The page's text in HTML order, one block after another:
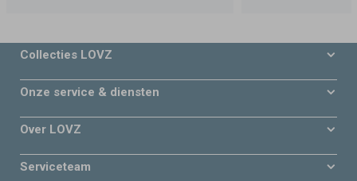
Collecties LOVZ
Onze service & diensten
Over LOVZ
Serviceteam